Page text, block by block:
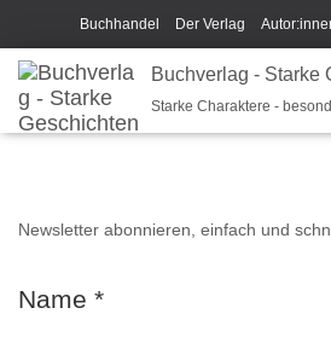
Buchhandel Der Verlag
Ich beschreibe Dir mein Buch
Unsere Philosophie
Buchverlag - Starke
Starke Charaktere -
Shop
Newsletter abonnieren, einfach und
Name *